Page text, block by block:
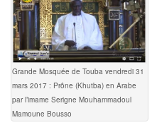
Grande Mosquée de Touba vendredi 31
mars 2017 : Prône (Khutba) en Arabe
par l’imame Serigne Mouhammadoul
Mamoune Bousso